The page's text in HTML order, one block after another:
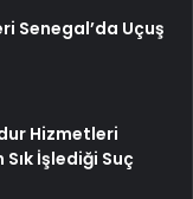
Senegal’da Uçuş
Hizmetleri
İşlediği Suç